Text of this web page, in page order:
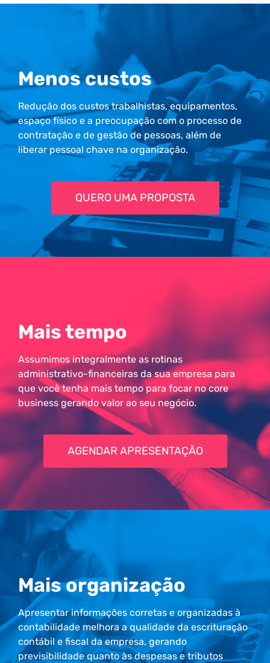
Menos custos
Redução dos custos trabalhistas, equipamentos,
espaço físico e a preocupação com o processo de
contratação e de gestão de pessoas, além de
liberar pessoal chave na organização.
QUERO UMA PROPOSTA
Mais tempo
Assumimos integralmente as rotinas
administrativo-financeiras da sua empresa para
que você tenha mais tempo para focar no core
business gerando valor ao seu negócio.
AGENDAR APRESENTAÇÃO
Mais organização
Apresentar informações corretas e organizadas à
contabilidade melhora a qualidade da escrituração
contábil e fiscal da empresa, gerando
previsibilidade quanto às despesas e tributos